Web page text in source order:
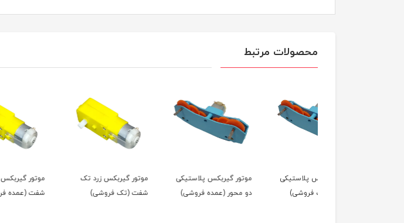
محصولات مرتبط
موتور گیربکس پلاستیکی
دو محور (عمده فروشی)
موتور گیربکس زرد تک
شفت (تک فروشی)
موتور گیربکس زرد تک
شفت (عمده فروشی)